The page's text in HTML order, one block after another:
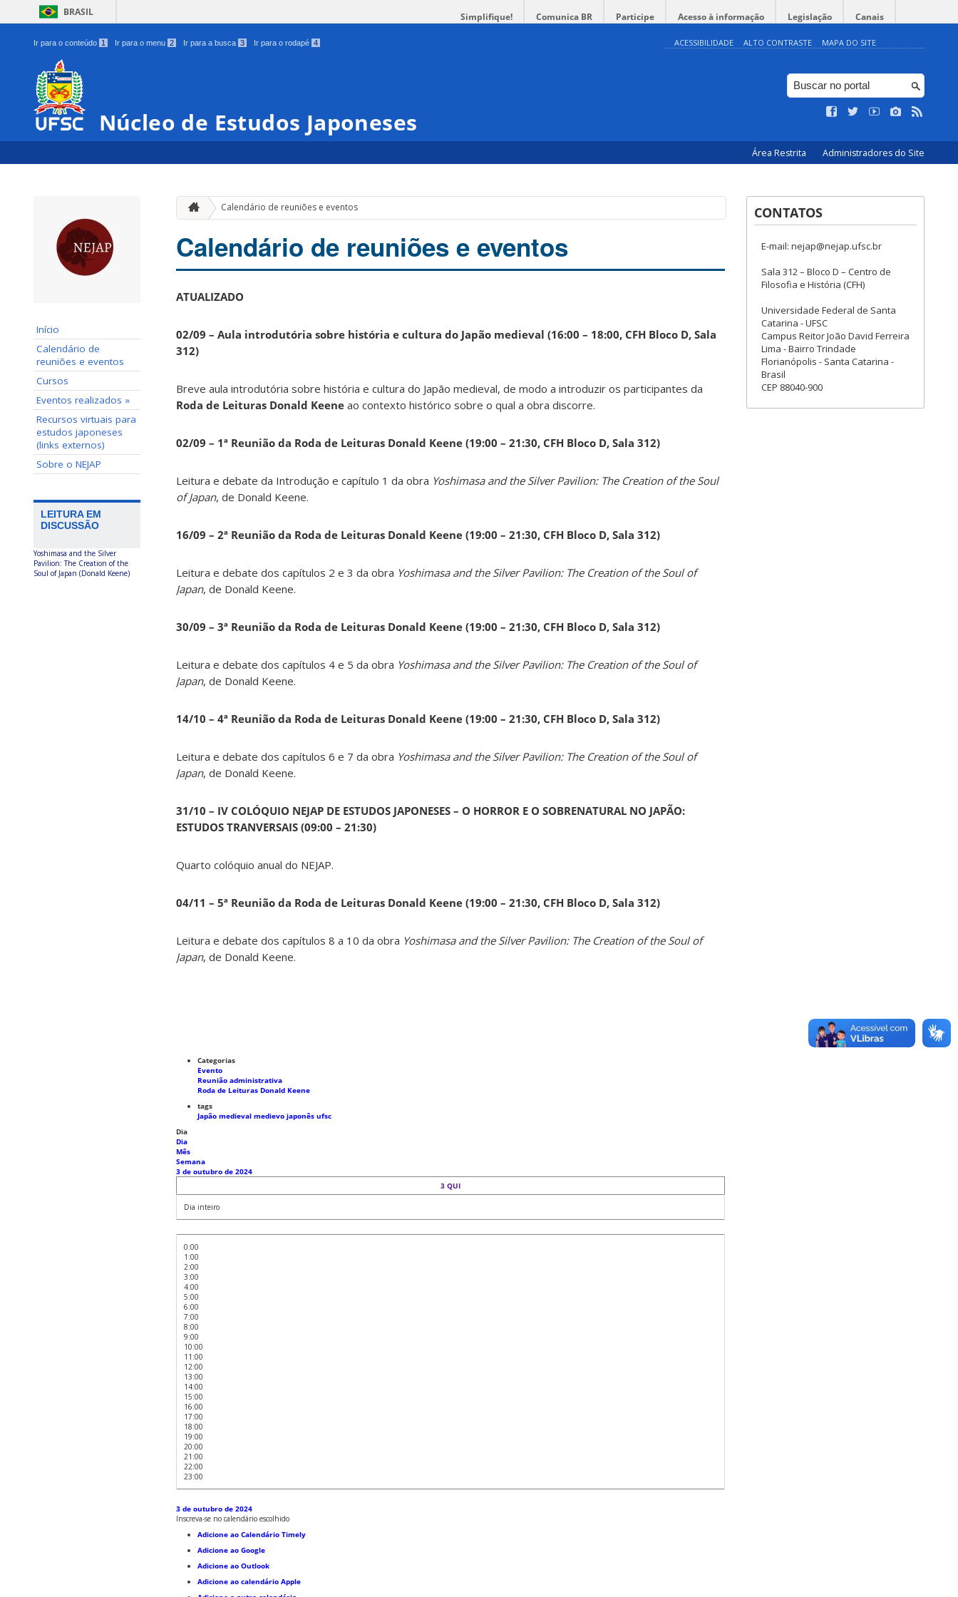
BRASIL Simplifique! Comunica BR Participe Acesso à informação Legislação Canais
Ir para o conteúdo 1 Ir para o menu 2 Ir para a busca 3 Ir para o rodapé 4 ACESSIBILIDADE ALTO CONTRASTE MAPA DO SITE
Núcleo de Estudos Japoneses
Área Restrita Administradores do Site
Início
Calendário de
reuniões e eventos
Cursos
Eventos realizados »
Recursos virtuais para
estudos japoneses
(links externos)
Sobre o NEJAP
LEITURA EM
DISCUSSÃO
Yoshimasa and the Silver
Pavilion: The Creation of the
Soul of Japan (Donald Keene)
Calendário de reuniões e eventos
Calendário de reuniões e eventos
ATUALIZADO
02/09 – Aula introdutória sobre história e cultura do Japão medieval (16:00 – 18:00, CFH Bloco D, Sala
312)
Breve aula introdutória sobre história e cultura do Japão medieval, de modo a introduzir os participantes da
Roda de Leituras Donald Keene ao contexto histórico sobre o qual a obra discorre.
02/09 – 1ª Reunião da Roda de Leituras Donald Keene (19:00 – 21:30, CFH Bloco D, Sala 312)
Leitura e debate da Introdução e capítulo 1 da obra Yoshimasa and the Silver Pavilion: The Creation of the Soul
of Japan, de Donald Keene.
16/09 – 2ª Reunião da Roda de Leituras Donald Keene (19:00 – 21:30, CFH Bloco D, Sala 312)
Leitura e debate dos capítulos 2 e 3 da obra Yoshimasa and the Silver Pavilion: The Creation of the Soul of
Japan, de Donald Keene.
30/09 – 3ª Reunião da Roda de Leituras Donald Keene (19:00 – 21:30, CFH Bloco D, Sala 312)
Leitura e debate dos capítulos 4 e 5 da obra Yoshimasa and the Silver Pavilion: The Creation of the Soul of
Japan, de Donald Keene.
14/10 – 4ª Reunião da Roda de Leituras Donald Keene (19:00 – 21:30, CFH Bloco D, Sala 312)
Leitura e debate dos capítulos 6 e 7 da obra Yoshimasa and the Silver Pavilion: The Creation of the Soul of
Japan, de Donald Keene.
31/10 – IV COLÓQUIO NEJAP DE ESTUDOS JAPONESES – O HORROR E O SOBRENATURAL NO JAPÃO:
ESTUDOS TRANVERSAIS (09:00 – 21:30)
Quarto colóquio anual do NEJAP.
04/11 – 5ª Reunião da Roda de Leituras Donald Keene (19:00 – 21:30, CFH Bloco D, Sala 312)
Leitura e debate dos capítulos 8 a 10 da obra Yoshimasa and the Silver Pavilion: The Creation of the Soul of
Japan, de Donald Keene.
Categorias
Evento
Reunião administrativa
Roda de Leituras Donald Keene
tags
Japão medieval medievo japonês ufsc
Dia
Dia
Mês
Semana
3 de outubro de 2024
3 QUI
Dia inteiro
0:00
1:00
2:00
3:00
4:00
5:00
6:00
7:00
8:00
9:00
10:00
11:00
12:00
13:00
14:00
15:00
16:00
17:00
18:00
19:00
20:00
21:00
22:00
23:00
3 de outubro de 2024
Inscreva-se no calendário escolhido
Adicione ao Calendário Timely
Adicione ao Google
Adicione ao Outlook
Adicione ao calendário Apple
CONTATOS
E-mail: nejap@nejap.ufsc.br
Sala 312 – Bloco D – Centro de
Filosofia e História (CFH)
Universidade Federal de Santa
Catarina - UFSC
Campus Reitor João David Ferreira
Lima - Bairro Trindade
Florianópolis - Santa Catarina -
Brasil
CEP 88040-900